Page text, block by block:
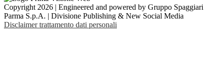
Copyright 2026 | Engineered and powered by Gruppo Spaggiari
Parma S.p.A. | Divisione Publishing & New Social Media
Disclaimer trattamento dati personali